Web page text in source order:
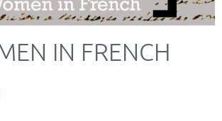
IN FRENCH